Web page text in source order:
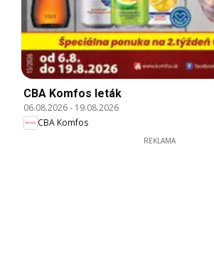
CBA Komfos leták
06.08.2026- 19.08.2026
CBA Komfos
REKLAMA